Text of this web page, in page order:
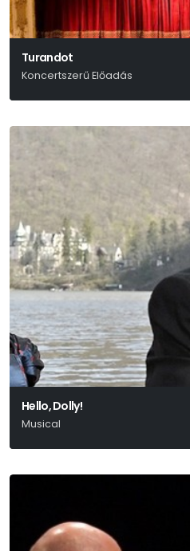
Turandot
Koncertszerű Előadás
Hello, Dolly!
Musical